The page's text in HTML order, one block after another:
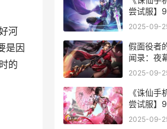
河
是因
的
尝试服】
新维护公
2025-09-
假面役者
闻录：夜
本今天上
2025-09-
《诛仙手
尝试服】
新维护公
2025-09-